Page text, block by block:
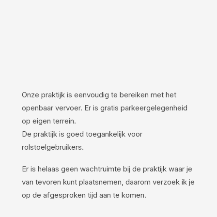
Onze praktijk is eenvoudig te bereiken met het
openbaar vervoer. Er is gratis parkeergelegenheid
op eigen terrein.
De praktijk is goed toegankelijk voor
rolstoelgebruikers.
Er is helaas geen wachtruimte bij de praktijk waar je
van tevoren kunt plaatsnemen, daarom verzoek ik je
op de afgesproken tijd aan te komen.